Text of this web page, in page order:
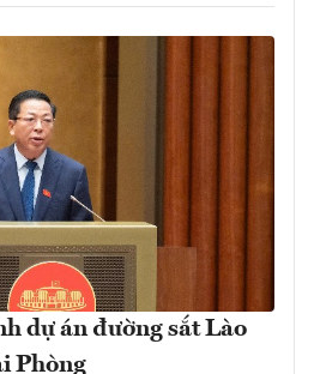
dự án đường sắt Lào
Phòng